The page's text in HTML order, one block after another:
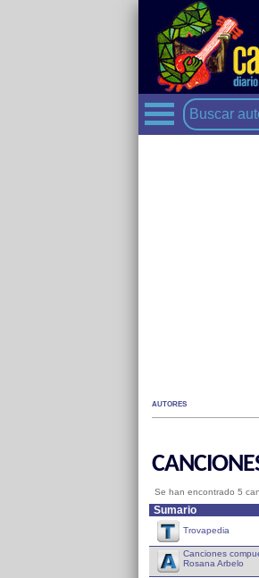
AUTORES
Se han encontrado 5
Sumario
Trovapedia
Canciones
Rosana Arbelo